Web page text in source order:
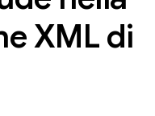
XML di